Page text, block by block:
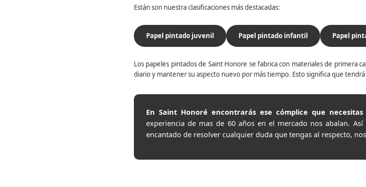
Están son nuestra clasificaciones más destacadas:
Papel pintado juvenil Papel pintado infantil Papel
Los papeles pintados de Saint Honore se fabrica con materiales de primera
diario y mantener su aspecto nuevo por más tiempo. Esto significa que
En Saint Honoré encontrarás ese cómplice que
experiencia de mas de 60 años en el mercado nos abalan.
encantado de resolver cualquier duda que tengas al respecto,